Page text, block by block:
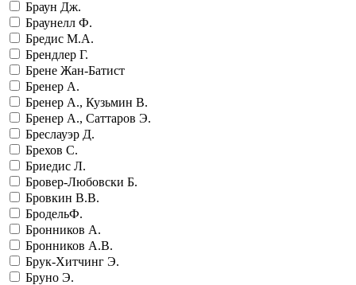
Браун Дж.
Браунелл Ф.
Бредис М.А.
Брендлер Г.
Брене Жан-Батист
Бренер А.
Бренер А., Кузьмин В.
Бренер А., Саттаров Э.
Бреслауэр Д.
Брехов С.
Бриедис Л.
Бровер-Любовски Б.
Бровкин В.В.
БродельФ.
Бронников А.
Бронников А.В.
Брук-Хитчинг Э.
Бруно Э.